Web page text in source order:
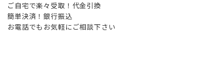
ご自宅で楽々受取！代金引換
簡単決済！銀行振込
お電話でもお気軽にご相談下さい